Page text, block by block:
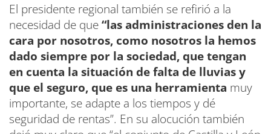
El presidente regional también se refirió a la
necesidad de que“las administraciones den la
cara por nosotros, como nosotros la hemos
dado siempre por la sociedad, que tengan
en cuenta la situación de falta de lluvias y
que el seguro, que es una herramienta muy
importante, se adapte a los tiempos y dé
seguridad de rentas”. En su alocución también